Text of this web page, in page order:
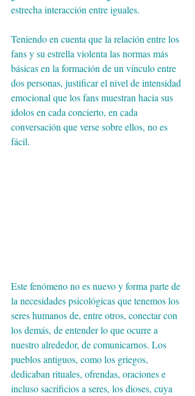
estrecha interacción entre iguales.
Teniendo en cuenta que la relación entre los
fans y su estrella violenta las normas más
básicas en la formación de un vínculo entre
dos personas, justificar el nivel de intensidad
emocional que los fans muestran hacia sus
ídolos en cada concierto, en cada
conversación que verse sobre ellos, no es
fácil.
Este fenómeno no es nuevo y forma parte de
la necesidades psicológicas que tenemos los
seres humanos de, entre otros, conectar con
los demás, de entender lo que ocurre a
nuestro alrededor, de comunicarnos. Los
pueblos antiguos, como los griegos,
dedicaban rituales, ofrendas, oraciones e
incluso sacrificios a seres, los dioses, cuya